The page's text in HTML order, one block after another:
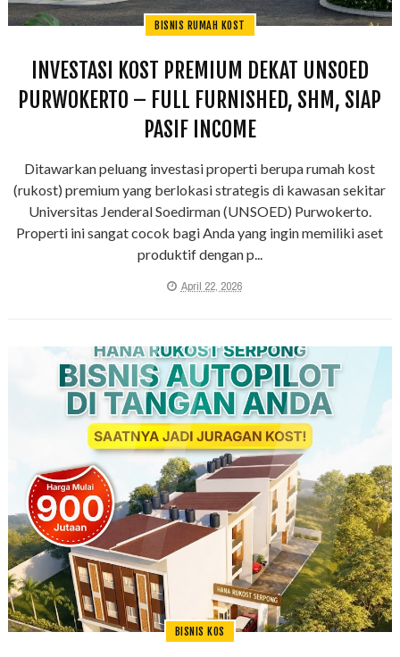
BISNIS RUMAH KOST
INVESTASI KOST PREMIUM DEKAT UNSOED
PURWOKERTO – FULL FURNISHED, SHM, SIAP
PASIF INCOME
Ditawarkan peluang investasi properti berupa rumah kost
(rukost) premium yang berlokasi strategis di kawasan sekitar
Universitas Jenderal Soedirman (UNSOED) Purwokerto.
Properti ini sangat cocok bagi Anda yang ingin memiliki aset
produktif dengan p...
April 22, 2026
BISNIS KOS